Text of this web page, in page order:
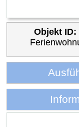
Objekt ID: